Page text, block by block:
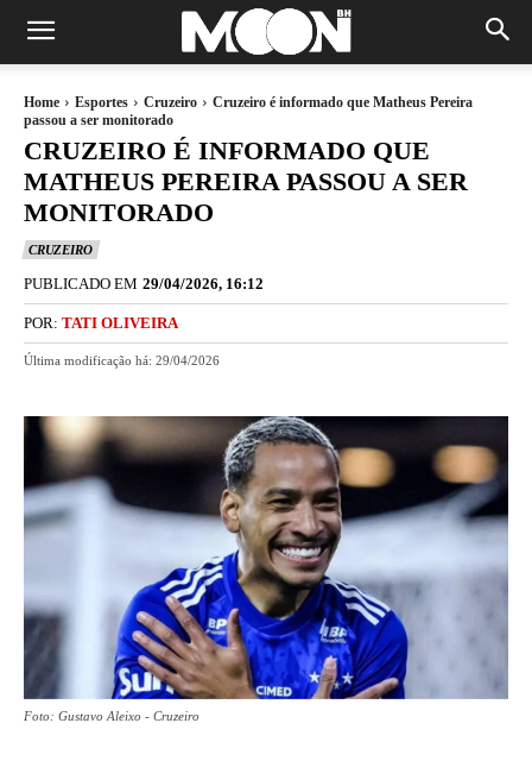
Home Esportes Cruzeiro
Cruzeiro é informado que Matheus Pereira
passou a ser monitorado
CRUZEIRO É INFORMADO QUE
MATHEUS PEREIRA PASSOU A SER
MONITORADO
CRUZEIRO
PUBLICADO EM 29/04/2026, 16:12
POR: TATI OLIVEIRA
Última modificação há: 29/04/2026
Foto: Gustavo Aleixo - Cruzeiro